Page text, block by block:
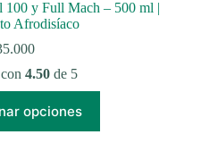
100 y Full Mach – 500 ml |
Afrodisíaco
4.50de 5
opciones
producto
tiene